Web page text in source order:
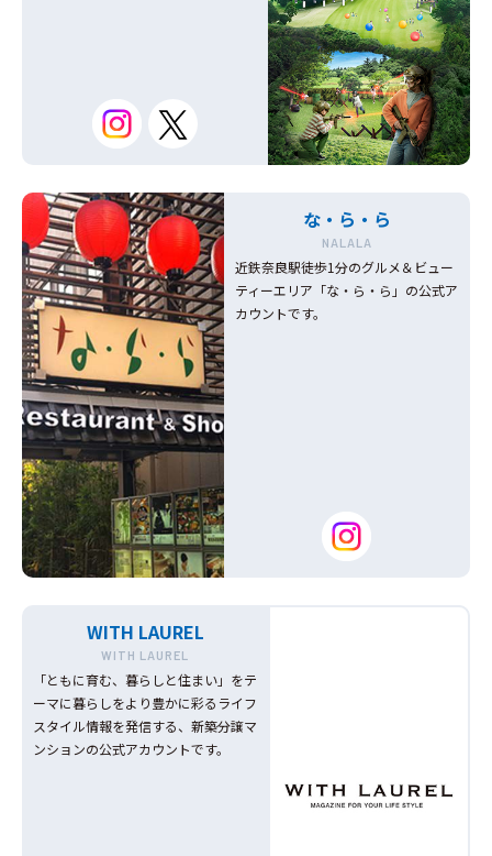
な・ら・ら
NALALA
近鉄奈良駅徒歩1分のグルメ＆ビュー
ティーエリア「な・ら・ら」の公式ア
カウントです。
WITH LAUREL
WITH LAUREL
「ともに育む、暮らしと住まい」をテ
ーマに暮らしをより豊かに彩るライフ
スタイル情報を発信する、新築分譲マ
ンションの公式アカウントです。